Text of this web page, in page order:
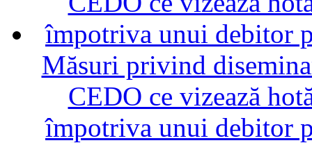
Măsuri privind
CEDO ce vizează
împotriva unui debitor